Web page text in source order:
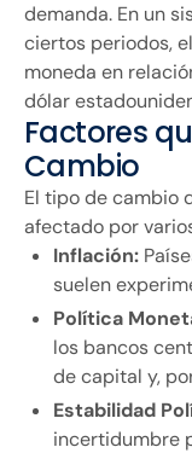
demanda. En un
ciertos periodos,
moneda en
dólar
Factores
Cambio
El tipo de cambio
afectado por
Inflación:
suelen
Política
los bancos
de capital y,
Estabilidad
incertidumbre